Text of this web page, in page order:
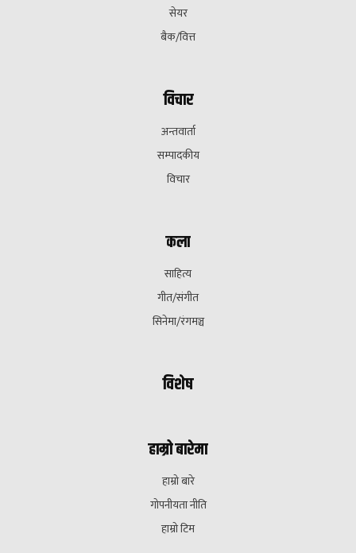
सेयर
बैक/वित्त
विचार
अन्तवार्ता
सम्पादकीय
विचार
कला
साहित्य
गीत/संगीत
सिनेमा/रंगमञ्च
विशेष
हाम्रो बारेमा
हाम्रो बारे
गोपनीयता नीति
हाम्रो टिम